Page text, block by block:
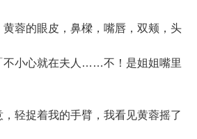
蓉的眼皮，鼻樑，嘴唇，双颊，头
不小心就在夫人……不！是姐姐嘴里
捉着我的手臂，我看见黄蓉摇了